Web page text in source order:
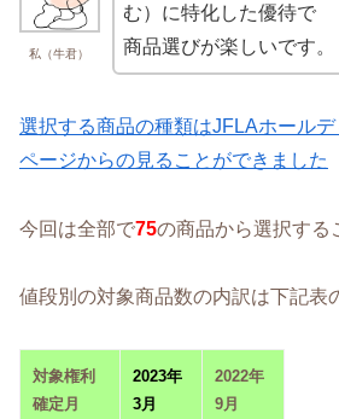
私（牛君）
む）に特化した優待で
商品選びが楽しいです。
選択する商品の種類はJFLAホール
ページからの見ることができました
今回は全部で75の商品から選択する
値段別の対象商品数の内訳は下記表
対象権利
確定月
2023年
3月
2022年
9月